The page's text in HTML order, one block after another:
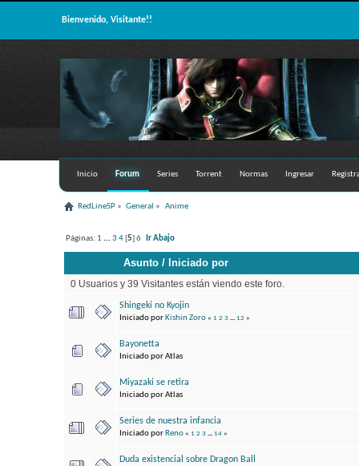
Bienvenido, Visitante!!
Inicio Forum Series Torrent Normas Ingresar
RedLineSP » General » Anime
Páginas: 1 ...3 4[ 5 6 Ir Abajo
Asunto/ Iniciado por
0 Usuarios y 39 Visitantes están viendo este foro.
Shingeki no Kyojin
Iniciado porKishin Zoro « 1 2 3 ... 12»
Bayonetta
Iniciado por Atlas
Miyazaki se retira
Iniciado por Atlas
Series de nuestra infancia
Iniciado porReno « 1 2 3 ... 14»
Duda existencial sobre Dragon Ball